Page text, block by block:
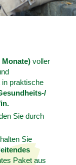
Monate) voller
in praktische
Sie durch
Sie
Paket aus